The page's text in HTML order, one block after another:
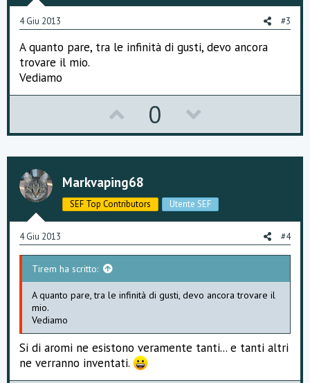
e o
t
4 Giu 2013 #3
A quanto pare, tra le infinità di gusti, devo ancora
trovare il mio.
Vediamo
p
v
o
t
e
0
o
w
v
o
t
e
Markvaping68
SEF Top Contributors Utente SEF
4 Giu 2013 #4
Tirem ha scritto:
A quanto pare, tra le infinità di gusti, devo ancora trovare il
mio.
Vediamo
Si di aromi ne esistono veramente tanti... e tanti altri
ne verranno inventati.